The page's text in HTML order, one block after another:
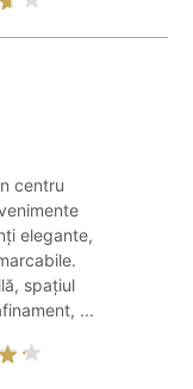
centru
elegante,
spațiul
...